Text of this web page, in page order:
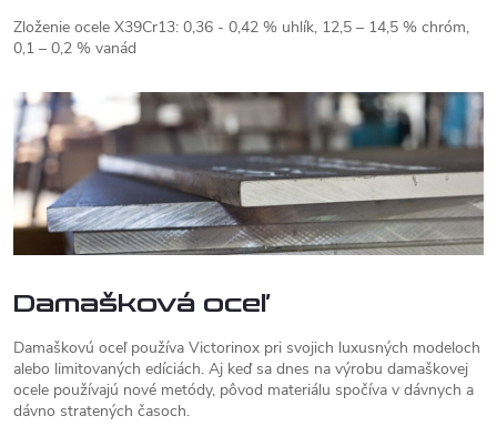
Zloženie ocele X39Cr13: 0,36 - 0,42 % uhlík, 12,5 – 14,5 % chróm,
0,1 – 0,2 % vanád
Damašková oceľ
Damaškovú oceľ používa Victorinox pri svojich luxusných modeloch
alebo limitovaných edíciách. Aj keď sa dnes na výrobu damaškovej
ocele používajú nové metódy, pôvod materiálu spočíva v dávnych a
dávno stratených časoch.